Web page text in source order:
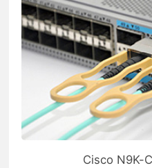
Cisco N9K-